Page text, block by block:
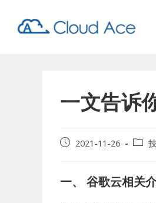
一文告诉
2021-11-26
一、 谷歌云相关